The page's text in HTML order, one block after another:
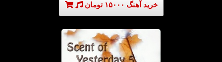
خرید آهنگ ۱۵۰۰۰ تومان